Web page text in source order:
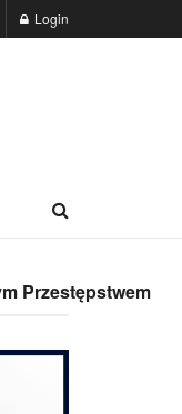
Login
Przestępstwem